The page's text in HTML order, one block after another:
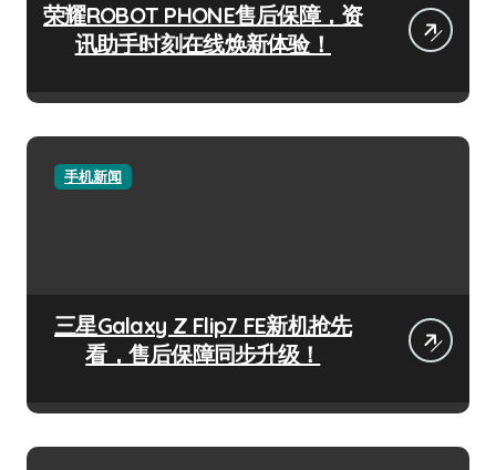
荣耀ROBOT PHONE售后保障，资
讯助手时刻在线焕新体验！
手机新闻
三星Galaxy Z Flip7 FE新机抢先
看，售后保障同步升级！